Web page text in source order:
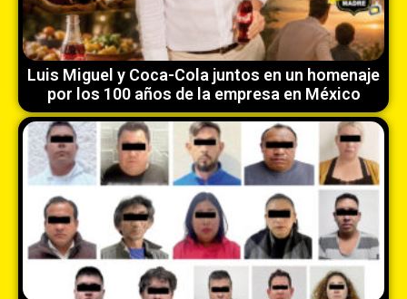
Luis Miguel y Coca-Cola juntos en un homenaje
por los 100 años de la empresa en México